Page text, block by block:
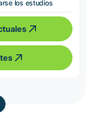
los estudios